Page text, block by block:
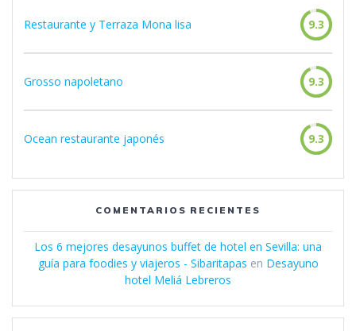
Restaurante y Terraza Mona lisa 9.3
Grosso napoletano 9.3
Ocean restaurante japonés 9.3
COMENTARIOS RECIENTES
Los 6 mejores desayunos buffet de hotel en Sevilla: una
guía para foodies y viajeros - Sibaritapas en Desayuno
hotel Meliá Lebreros